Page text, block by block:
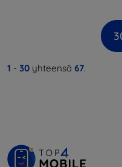
1 - 30 yhteensä 67.